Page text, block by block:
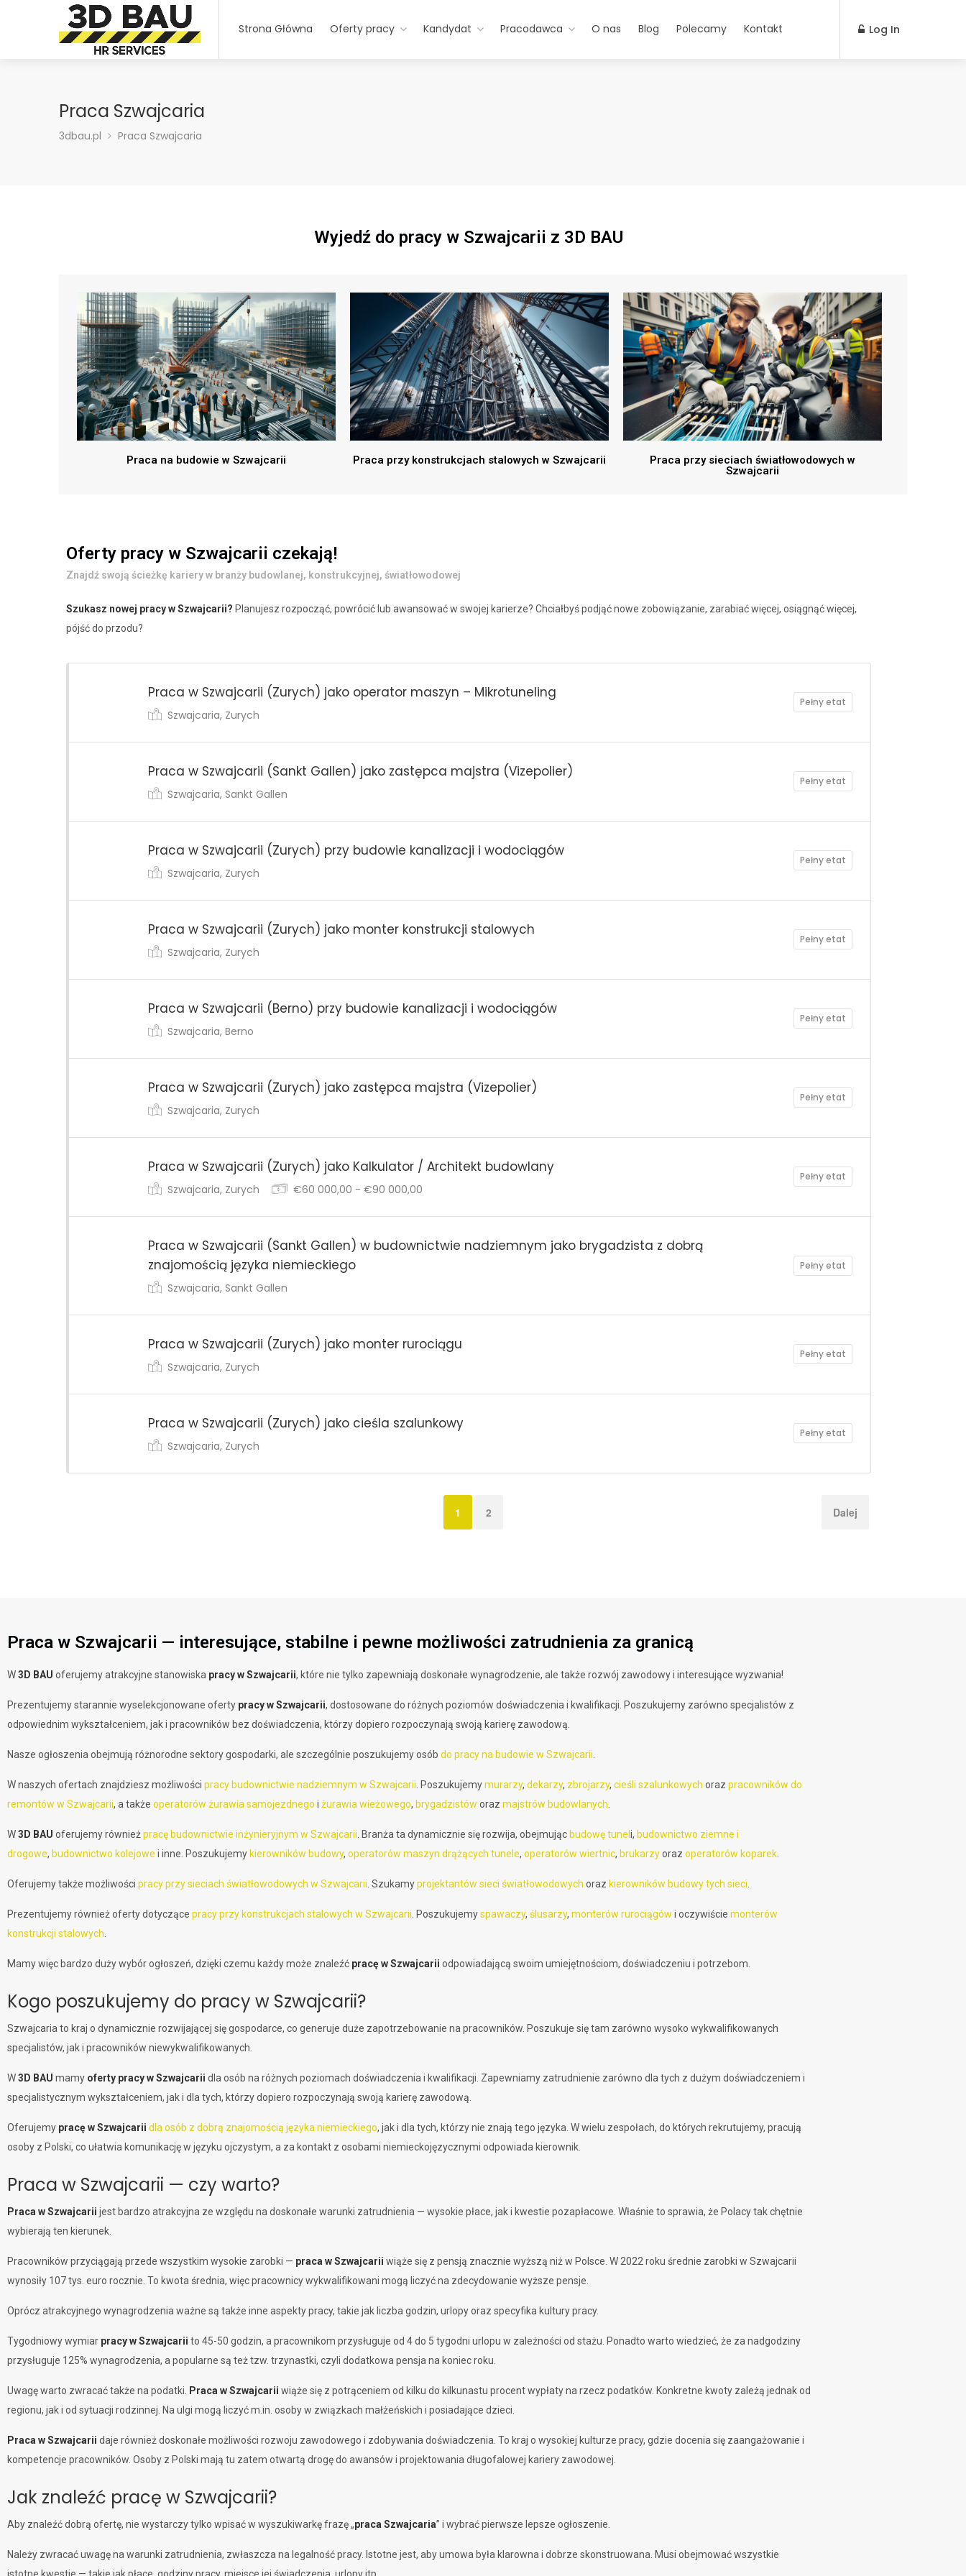
Strona Główna Oferty pracy Kandydat Pracodawca O nas Blog Polecamy Kontakt Log In
Praca Szwajcaria
3dbau.pl Praca Szwajcaria
Wyjedź do pracy w Szwajcarii z 3D BAU
Praca na budowie w Szwajcarii Praca przy konstrukcjach stalowych w Szwajcarii
Praca przy sieciach światłowodowych w
Szwajcarii
Oferty pracy w Szwajcarii czekają!
Znajdź swoją ścieżkę kariery w branży budowlanej, konstrukcyjnej, światłowodowej
Szukasz nowej pracy w Szwajcarii? Planujesz rozpocząć, powrócić lub awansować w swojej karierze? Chciałbyś podjąć nowe zobowiązanie, zarabiać więcej, osiągnąć więcej,
pójść do przodu?
Praca w Szwajcarii (Zurych) jako operator maszyn – Mikrotuneling
Pełny etat
Szwajcaria, Zurych
Praca w Szwajcarii (Sankt Gallen) jako zastępca majstra (Vizepolier)
Pełny etat
Szwajcaria, Sankt Gallen
Praca w Szwajcarii (Zurych) przy budowie kanalizacji i wodociągów
Pełny etat
Szwajcaria, Zurych
Praca w Szwajcarii (Zurych) jako monter konstrukcji stalowych
Pełny etat
Szwajcaria, Zurych
Praca w Szwajcarii (Berno) przy budowie kanalizacji i wodociągów
Pełny etat
Szwajcaria, Berno
Praca w Szwajcarii (Zurych) jako zastępca majstra (Vizepolier)
Pełny etat
Szwajcaria, Zurych
Praca w Szwajcarii (Zurych) jako Kalkulator / Architekt budowlany
Pełny etat
Szwajcaria, Zurych €60 000,00 - €90 000,00
Praca w Szwajcarii (Sankt Gallen) w budownictwie nadziemnym jako brygadzista z dobrą
znajomością języka niemieckiego
Pełny etat
Szwajcaria, Sankt Gallen
Praca w Szwajcarii (Zurych) jako monter rurociągu
Pełny etat
Szwajcaria, Zurych
Praca w Szwajcarii (Zurych) jako cieśla szalunkowy
Pełny etat
Szwajcaria, Zurych
1 2 Dalej
Praca w Szwajcarii — interesujące, stabilne i pewne możliwości zatrudnienia za granicą
W3D BAU oferujemy atrakcyjne stanowiska pracy w Szwajcarii, które nie tylko zapewniają doskonałe wynagrodzenie, ale także rozwój zawodowy i interesujące wyzwania!
Prezentujemy starannie wyselekcjonowane oferty pracy w Szwajcarii, dostosowane do różnych poziomów doświadczenia i kwalifikacji. Poszukujemy zarówno specjalistów z
odpowiednim wykształceniem, jak i pracowników bez doświadczenia, którzy dopiero rozpoczynają swoją karierę zawodową.
Nasze ogłoszenia obejmują różnorodne sektory gospodarki, ale szczególnie poszukujemy osób do pracy na budowie w Szwajcarii
W naszych ofertach znajdziesz możliwości pracy budownictwie nadziemnym w Szwajcarii . Poszukujemymurarzy, dekarzy, zbrojarzy, cieśli szalunkowych oraz pracowników do
remontów w Szwajcarii, a także operatorów żurawia samojezdnego i żurawia wieżowego, brygadzistów oraz majstrów budowlanych
W3D BAU oferujemy równieżpracę budownictwie inżynieryjnym w Szwajcarii . Branża ta dynamicznie się rozwija, obejmującbudowę tuneli, budownictwo ziemne i
drogowe, budownictwo kolejowe i inne. Poszukujemykierowników budowy, operatorów maszyn drążących tunele, operatorów wiertnic, brukarzyoraz operatorów koparek
Oferujemy także możliwości pracy przy sieciach światłowodowych w Szwajcarii . Szukamyprojektantów sieci światłowodowych oraz kierowników budowy tych sieci
Prezentujemy również oferty dotyczące pracy przy konstrukcjach stalowych w Szwajcarii . Poszukujemyspawaczy, ślusarzy, monterów rurociągów i oczywiście monterów
konstrukcji stalowych
Mamy więc bardzo duży wybór ogłoszeń, dzięki czemu każdy może znaleźć pracę w Szwajcarii odpowiadającą swoim umiejętnościom, doświadczeniu i potrzebom.
Kogo poszukujemy do pracy w Szwajcarii?
Szwajcaria to kraj o dynamicznie rozwijającej się gospodarce, co generuje duże zapotrzebowanie na pracowników. Poszukuje się tam zarówno wysoko wykwalifikowanych
specjalistów, jak i pracowników niewykwalifikowanych.
W3D BAU mamy oferty pracy w Szwajcarii dla osób na różnych poziomach doświadczenia i kwalifikacji. Zapewniamy zatrudnienie zarówno dla tych z dużym doświadczeniem i
specjalistycznym wykształceniem, jak i dla tych, którzy dopiero rozpoczynają swoją karierę zawodową.
Oferujemy pracę w Szwajcarii dla osób z dobrą znajomością języka niemieckiego, jak i dla tych, którzy nie znają tego języka. W wielu zespołach, do których rekrutujemy, pracują
osoby z Polski, co ułatwia komunikację w języku ojczystym, a za kontakt z osobami niemieckojęzycznymi odpowiada kierownik.
Praca w Szwajcarii — czy warto?
Praca w Szwajcarii jest bardzo atrakcyjna ze względu na doskonałe warunki zatrudnienia — wysokie płace, jak i kwestie pozapłacowe. Właśnie to sprawia, że Polacy tak chętnie
wybierają ten kierunek.
Pracowników przyciągają przede wszystkim wysokie zarobki — praca w Szwajcarii wiąże się z pensją znacznie wyższą niż w Polsce. W 2022 roku średnie zarobki w Szwajcarii
wynosiły 107 tys. euro rocznie. To kwota średnia, więc pracownicy wykwalifikowani mogą liczyć na zdecydowanie wyższe pensje.
Oprócz atrakcyjnego wynagrodzenia ważne są także inne aspekty pracy, takie jak liczba godzin, urlopy oraz specyfika kultury pracy.
Tygodniowy wymiar pracy w Szwajcarii to 45-50 godzin, a pracownikom przysługuje od 4 do 5 tygodni urlopu w zależności od stażu. Ponadto warto wiedzieć, że za nadgodziny
przysługuje 125% wynagrodzenia, a popularne są też tzw. trzynastki, czyli dodatkowa pensja na koniec roku.
Uwagę warto zwracać także na podatki. Praca w Szwajcarii wiąże się z potrąceniem od kilku do kilkunastu procent wypłaty na rzecz podatków. Konkretne kwoty zależą jednak od
regionu, jak i od sytuacji rodzinnej. Na ulgi mogą liczyć m.in. osoby w związkach małżeńskich i posiadające dzieci.
Praca w Szwajcarii daje również doskonałe możliwości rozwoju zawodowego i zdobywania doświadczenia. To kraj o wysokiej kulturze pracy, gdzie docenia się zaangażowanie i
kompetencje pracowników. Osoby z Polski mają tu zatem otwartą drogę do awansów i projektowania długofalowej kariery zawodowej.
Jak znaleźć pracę w Szwajcarii?
Aby znaleźć dobrą ofertę, nie wystarczy tylko wpisać w wyszukiwarkę frazę „praca Szwajcaria” i wybrać pierwsze lepsze ogłoszenie.
Należy zwracać uwagę na warunki zatrudnienia, zwłaszcza na legalność pracy. Istotne jest, aby umowa była klarowna i dobrze skonstruowana. Musi obejmować wszystkie
istotne kwestie — takie jak płace, godziny pracy, miejsce jej świadczenia, urlopy itp.